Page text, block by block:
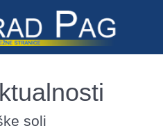
soli